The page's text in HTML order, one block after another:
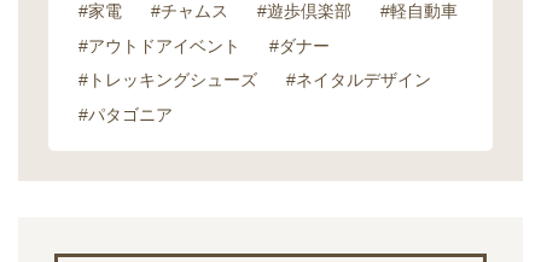
#家電 #チャムス #遊歩倶楽部
#軽自動車
#アウトドアイベント
#ダナー
#トレッキングシューズ
#ネイタルデザイン
#パタゴニア